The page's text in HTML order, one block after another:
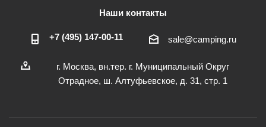
Наши контакты
+7 (495) 147-00-11 sale@camping.ru
г. Москва, вн.тер. г. Муниципальный Округ
Отрадное, ш. Алтуфьевское, д. 31, стр. 1